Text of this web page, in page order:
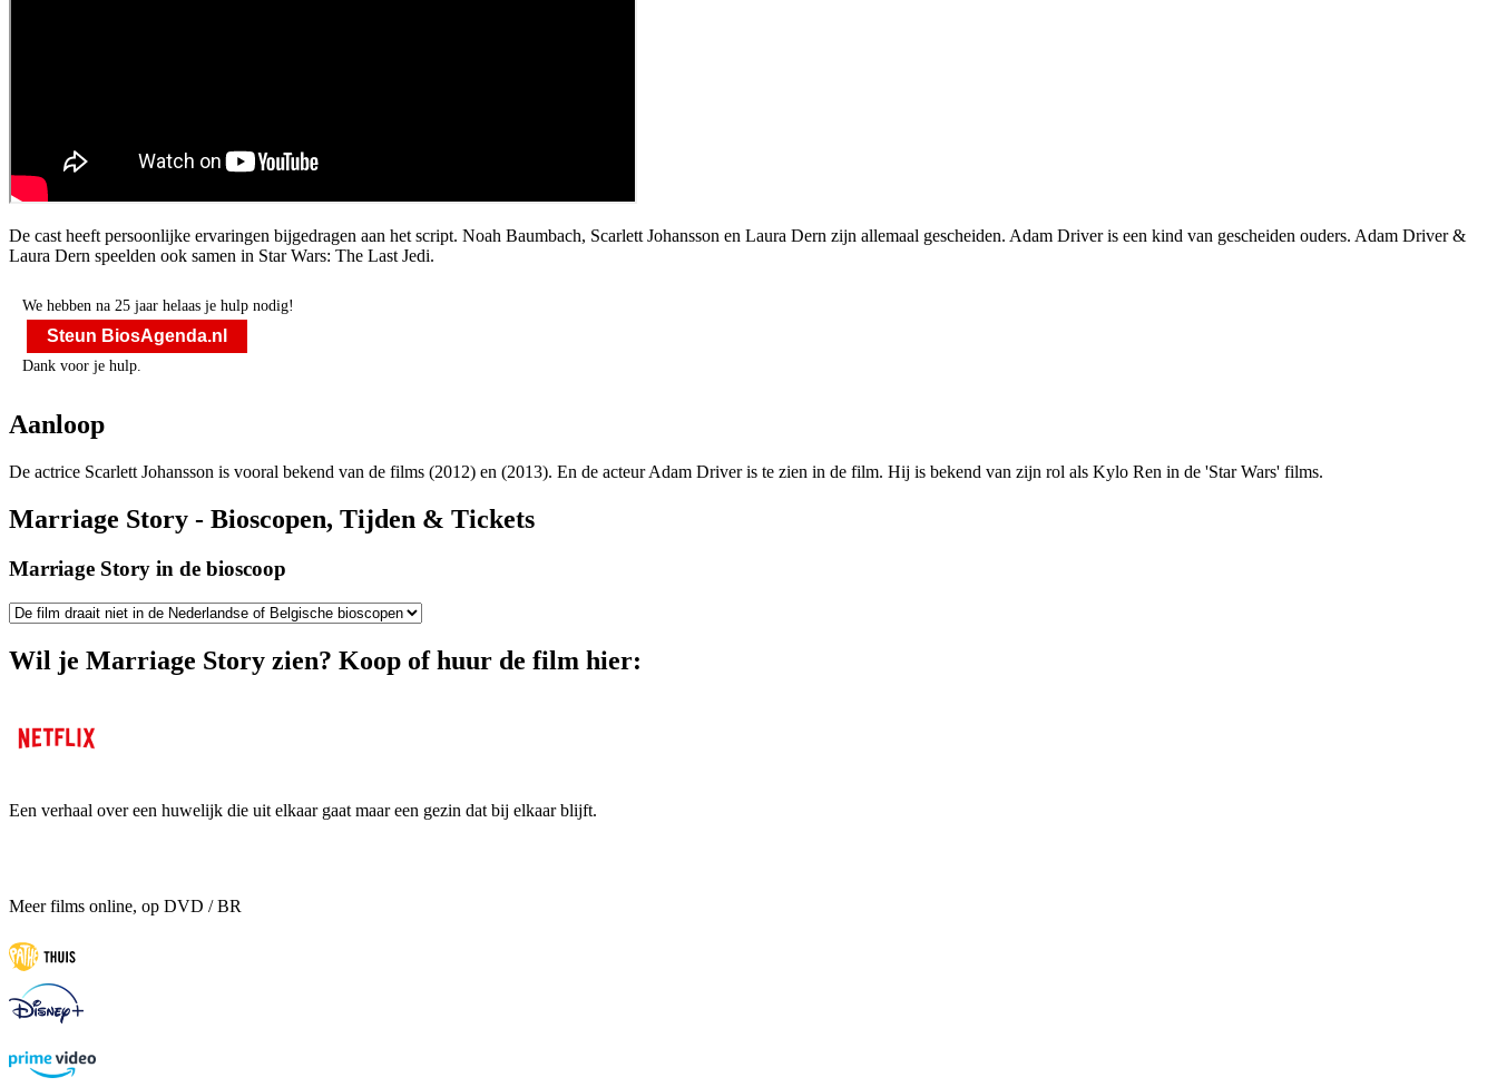
De cast heeft persoonlijke ervaringen bijgedragen aan het script. Noah Baumbach, Scarlett Johansson en Laura Dern zijn allemaal gescheiden. Adam Driver is een kind van gescheiden ouders. Adam Driver &
Laura Dern speelden ook samen in Star Wars: The Last Jedi.
We hebben na 25 jaar helaas je hulp nodig!
Steun BiosAgenda.nl
Dank voor je hulp.
Aanloop
De actrice Scarlett Johansson is vooral bekend van de films (2012) en (2013). En de acteur Adam Driver is te zien in de film. Hij is bekend van zijn rol als Kylo Ren in de 'Star Wars' films.
Marriage Story - Bioscopen, Tijden & Tickets
Marriage Story in de bioscoop
Wil je Marriage Story zien? Koop of huur de film hier:
Een verhaal over een huwelijk die uit elkaar gaat maar een gezin dat bij elkaar blijft.
Meer films online, op DVD / BR